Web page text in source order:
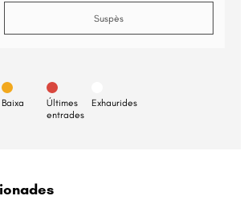
Suspès
Baixa
Últimes
entrades
Exhaurides